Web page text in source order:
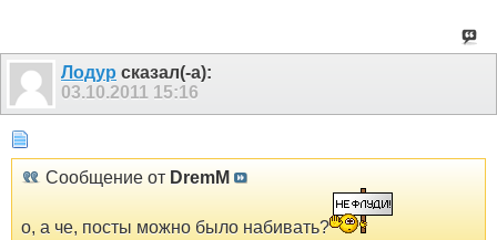
Лодур сказал(-а):
03.10.2011 15:16
Сообщение от DremM
о, а че, посты можно было набивать?